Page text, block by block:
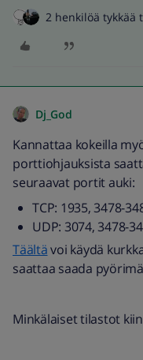
2 henkilöä tykkää
Dj_God
Kannattaa kokeilla
porttiohjauksista
seuraavat portit auki:
TCP: 1935, 3478-
UDP: 3074, 3478-
Täältävoi käydä
saattaa saada
Minkälaiset tilastot